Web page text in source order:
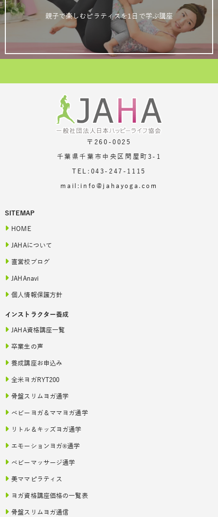
親子で楽しむピラティスを1日で学ぶ講座
〒260-0025
千葉県千葉市中央区問屋町3-1
TEL:043-247-1115
mail:info@jahayoga.com
SITEMAP
HOME
JAHAについて
直営校ブログ
JAHAnavi
個人情報保護方針
インストラクター養成
JAHA資格講座一覧
卒業生の声
養成講座お申込み
全米ヨガRYT200
骨盤スリムヨガ通学
ベビーヨガ＆ママヨガ通学
リトル＆キッズヨガ通学
エモーションヨガ®通学
ベビーマッサージ通学
美ママピラティス
ヨガ資格講座価格の一覧表
骨盤スリムヨガ通信